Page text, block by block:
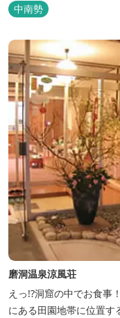
中南勢
磨洞温泉涼風荘
えっ!?洞窟の中でお食事
にある田園地帯に位置す